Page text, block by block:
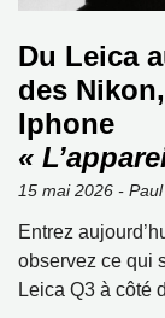
Du Leica
des
Iphone
«
15 mai 2026 -
Entrez
observez ce qui
Leica Q3 à côté